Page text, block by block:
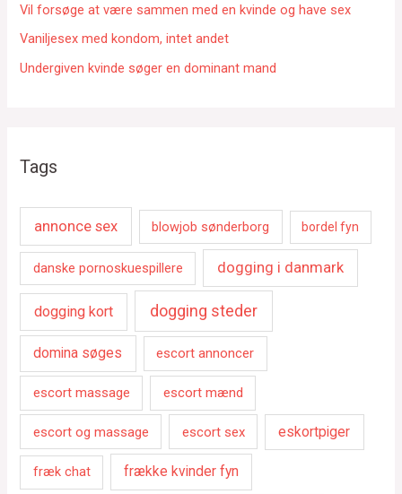
Vil forsøge at være sammen med en kvinde og have sex
Vaniljesex med kondom, intet andet
Undergiven kvinde søger en dominant mand
Tags
annonce sex blowjob sønderborg bordel fyn
danske pornoskuespillere dogging i danmark
dogging kort dogging steder
domina søges escort annoncer
escort massage escort mænd
escort og massage escort sex eskortpiger
fræk chat frække kvinder fyn